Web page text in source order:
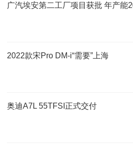
广汽埃安第二工厂项目获批 年产能
2022款宋Pro DM-i“需要”上海
奥迪A7L 55TFSI正式交付